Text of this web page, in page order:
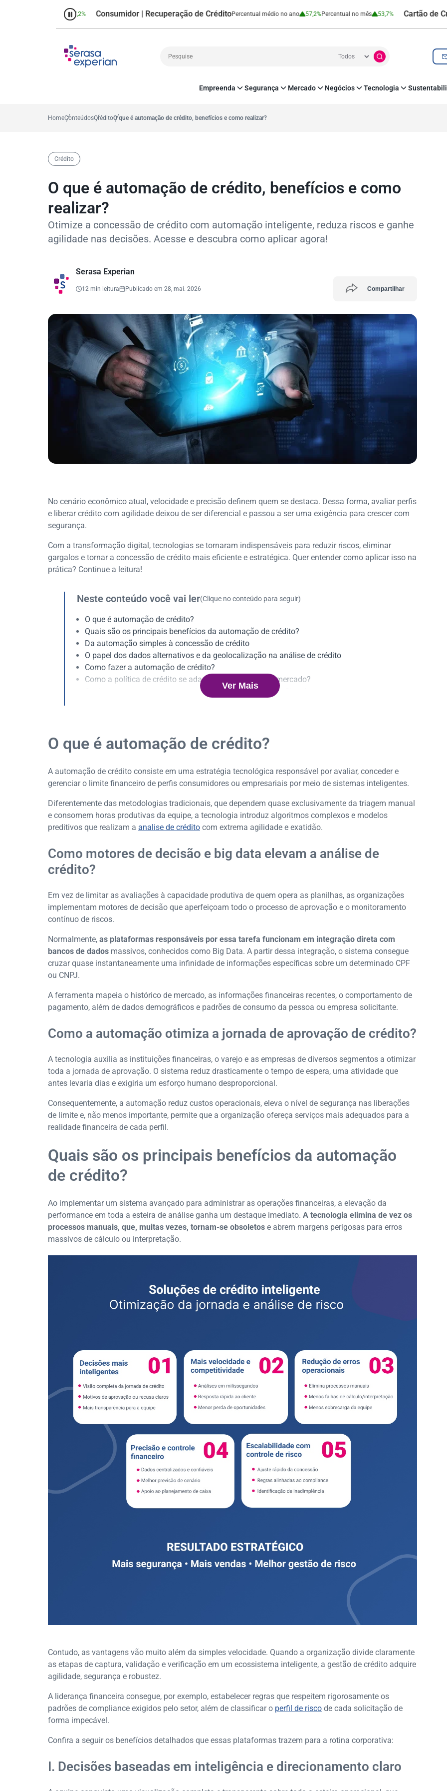
Consumidor | Recuperação de CréditoPercentual médio no ano 57,2%Percentual no mês 53,7% Cartão de Crédito |
Empreenda
Crédito
Marketing
Segurança
Proteção de Dados
Mercado Negócios Tecnologia
HomeConteúdosCréditoO que é automação de crédito, benefícios e como realizar?
Crédito
O que é automação de crédito, benefícios e como
realizar?
Otimize a concessão de crédito com automação inteligente, reduza riscos e ganhe
agilidade nas decisões. Acesse e descubra como aplicar agora!
Serasa Experian
12 min leitura Publicado em 28, mai. 2026 Compartilhar
No cenário econômico atual, velocidade e precisão definem quem se destaca. Dessa forma, avaliar perfis
e liberar crédito com agilidade deixou de ser diferencial e passou a ser uma exigência para crescer com
segurança.
Com a transformação digital, tecnologias se tornaram indispensáveis para reduzir riscos, eliminar
gargalos e tornar a concessão de crédito mais eficiente e estratégica. Quer entender como aplicar isso na
prática? Continue a leitura!
Neste conteúdo você vai ler(Clique no conteúdo para seguir)
O que é automação de crédito?
Quais são os principais benefícios da automação de crédito?
Da automação simples à concessão de crédito
O papel dos dados alternativos e da geolocalização na análise de crédito
Como fazer a automação de crédito?
Como a política de crédito se adapta às flutuações do mercado?
Conheça o caso de sucesso na transformação digital do Sicoob
Ver Mais
O que é automação de crédito?
A automação de crédito consiste em uma estratégia tecnológica responsável por avaliar, conceder e
gerenciar o limite financeiro de perfis consumidores ou empresariais por meio de sistemas inteligentes.
Diferentemente das metodologias tradicionais, que dependem quase exclusivamente da triagem manual
e consomem horas produtivas da equipe, a tecnologia introduz algoritmos complexos e modelos
preditivos que realizam a analise de crédito com extrema agilidade e exatidão.
Como motores de decisão e big data elevam a análise de
crédito?
Em vez de limitar as avaliações à capacidade produtiva de quem opera as planilhas, as organizações
implementam motores de decisão que aperfeiçoam todo o processo de aprovação e o monitoramento
contínuo de riscos.
Normalmente, as plataformas responsáveis por essa tarefa funcionam em integração direta com
bancos de dados massivos, conhecidos como Big Data. A partir dessa integração, o sistema consegue
cruzar quase instantaneamente uma infinidade de informações específicas sobre um determinado CPF
ou CNPJ.
A ferramenta mapeia o histórico de mercado, as informações financeiras recentes, o comportamento de
pagamento, além de dados demográficos e padrões de consumo da pessoa ou empresa solicitante.
Como a automação otimiza a jornada de aprovação de crédito?
A tecnologia auxilia as instituições financeiras, o varejo e as empresas de diversos segmentos a otimizar
toda a jornada de aprovação. O sistema reduz drasticamente o tempo de espera, uma atividade que
antes levaria dias e exigiria um esforço humano desproporcional.
Consequentemente, a automação reduz custos operacionais, eleva o nível de segurança nas liberações
de limite e, não menos importante, permite que a organização ofereça serviços mais adequados para a
realidade financeira de cada perfil.
Quais são os principais benefícios da automação
de crédito?
Ao implementar um sistema avançado para administrar as operações financeiras, a elevação da
performance em toda a esteira de análise ganha um destaque imediato. A tecnologia elimina de vez os
processos manuais, que, muitas vezes, tornam-se obsoletos e abrem margens perigosas para erros
massivos de cálculo ou interpretação.
Contudo, as vantagens vão muito além da simples velocidade. Quando a organização divide claramente
as etapas de captura, validação e verificação em um ecossistema inteligente, a gestão de crédito adquire
agilidade, segurança e robustez.
A liderança financeira consegue, por exemplo, estabelecer regras que respeitem rigorosamente os
padrões de compliance exigidos pelo setor, além de classificar o perfil de risco de cada solicitação de
forma impecável.
Confira a seguir os benefícios detalhados que essas plataformas trazem para a rotina corporativa:
I. Decisões baseadas em inteligência e direcionamento claro